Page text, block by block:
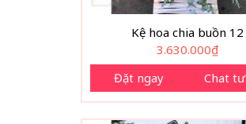
Kệ hoa chia buồn 12
3.630.000₫
Đặt ngay
Chat